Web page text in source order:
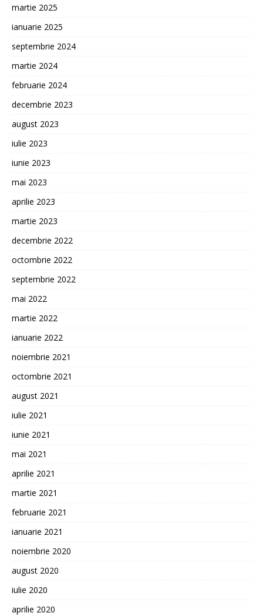
martie 2025
ianuarie 2025
septembrie 2024
martie 2024
februarie 2024
decembrie 2023
august 2023
iulie 2023
iunie 2023
mai 2023
aprilie 2023
martie 2023
decembrie 2022
octombrie 2022
septembrie 2022
mai 2022
martie 2022
ianuarie 2022
noiembrie 2021
octombrie 2021
august 2021
iulie 2021
iunie 2021
mai 2021
aprilie 2021
martie 2021
februarie 2021
ianuarie 2021
noiembrie 2020
august 2020
iulie 2020
aprilie 2020